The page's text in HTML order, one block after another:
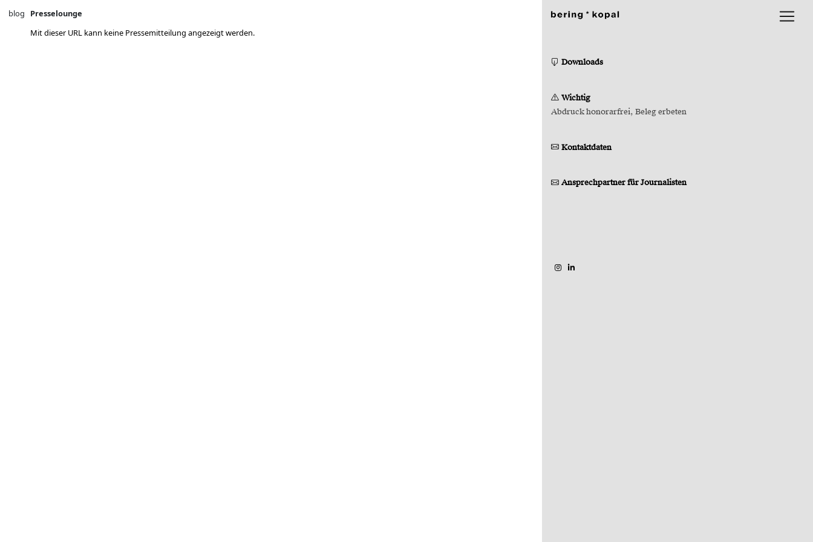
blog
Presselounge
Mit dieser URL kann keine Pressemitteilung angezeigt werden.
Downloads
Wichtig
Abdruck honorarfrei, Beleg erbeten
Kontaktdaten
Ansprechpartner für Journalisten